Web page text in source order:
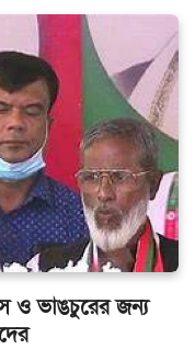
ও ভাঙচুরের জন্য